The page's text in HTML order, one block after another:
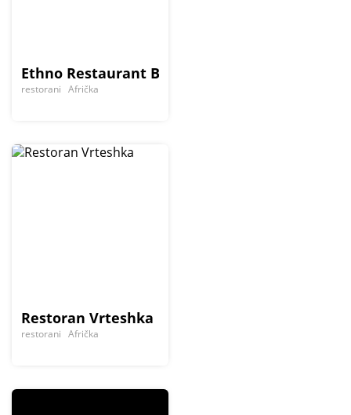
Ethno Restaurant Brvnara
restorani Afrička
Restoran Vrteshka
restorani Afrička